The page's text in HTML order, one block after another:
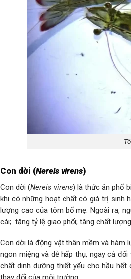
Con dời (Nereis virens)
Con dời (Nereis virens) là thức ăn phổ
khi có những hoạt chất có giá trị sinh
lượng cao của tôm bố mẹ. Ngoài ra,
cái; tăng tỷ lệ giao phối; tăng chất
Con dời là động vật thân mềm và hàm
ngon miệng và dễ hấp thụ, ngay cả
chất dinh dưỡng thiết yếu cho hầu hết
thay đổi của môi trường.